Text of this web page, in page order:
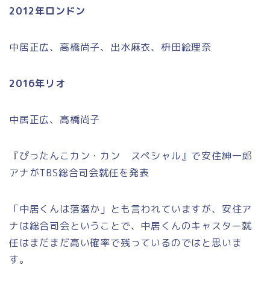
2012年ロンドン
中居正広、高橋尚子、出水麻衣、枡田絵理奈
2016年リオ
中居正広、高橋尚子
『ぴったんこカン・カン スペシャル』で安住紳一郎
アナがTBS総合司会就任を発表
「中居くんは落選か」とも言われていますが、安住ア
ナは総合司会ということで、中居くんのキャスター就
任はまだまだ高い確率で残っているのではと思いま
す。